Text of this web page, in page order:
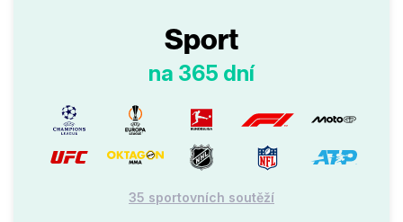
Sport
na 365 dní
35 sportovních soutěží